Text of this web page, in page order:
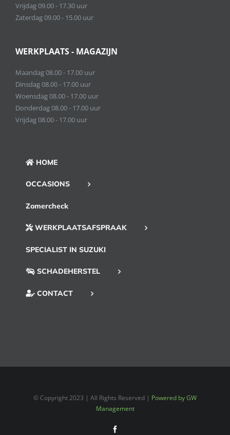
Vrijdag 09.00 - 17.30 uur
Zaterdag 09.00 - 15.00 uur
WERKPLAATS - MAGAZIJN
Maandag 08.00 - 17.00 uur
Dinsdag 08.00 - 17.00 uur
Woensdag 08.00 - 17.00 uur
Donderdag 08.00 - 17.00 uur
Vrijdag 08.00 - 17.00 uur
HOME
OCCASIONS
Zomercheck
WERKPLAATSAFSPRAAK
SPECIALIST IN SUZUKI
SCHADEHERSTEL
CONTACT
© Copyright 2023 | All Rights Reserved | Powered by GW
Management